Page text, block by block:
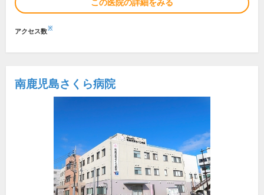
この医院の詳細をみる
アクセス数※
南鹿児島さくら病院